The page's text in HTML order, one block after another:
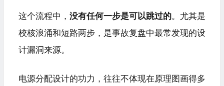
这个流程中， 没有任何一步是可以跳过的。尤其是
校核浪涌和短路两步，是事故复盘中最常发现的设
计漏洞来源。
电源分配设计的功力，往往不体现在原理图画得多